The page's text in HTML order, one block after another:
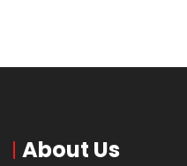
About Us